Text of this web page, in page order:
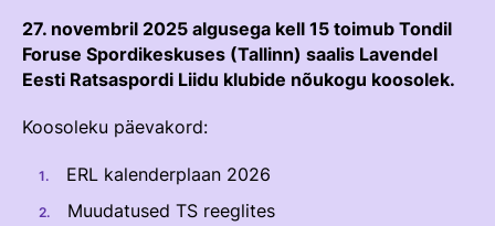
Arengukava
Teenetemärk
Logoraamat
Hobumajanduse Kaardistamise Uuring
Võistlussarjad
Edetabelid
Ametnikud
Koolitused
Estonian Rising Stars
ROHELINE KAART
TUNNUSTATUD RATSAKOOLID
Treenerid
KUTSE EETIKA
Kutse Andmise Kord
Taotlemine
TALLINN HORSE SHOW
27. novembril 2025 algusega kell 15 toimub Tondil
Foruse Spordikeskuses (Tallinn) saalis Lavendel
Eesti Ratsaspordi Liidu klubide nõukogu koosolek.
Koosoleku päevakord:
ERL kalenderplaan 2026
Muudatused TS reeglites